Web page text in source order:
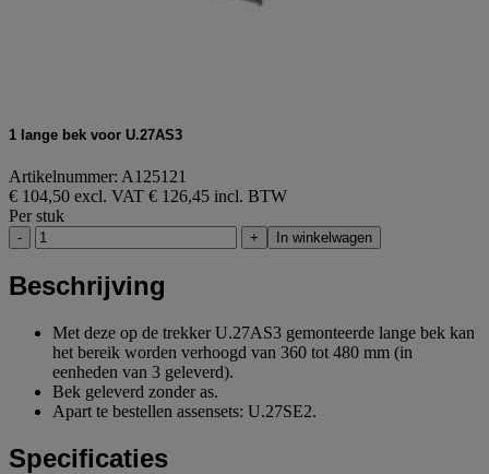
1 lange bek voor U.27AS3
Artikelnummer: A125121
€ 104,50 excl. VAT € 126,45 incl. BTW
Per stuk
- + In winkelwagen
Beschrijving
Met deze op de trekker U.27AS3 gemonteerde lange bek kan
het bereik worden verhoogd van 360 tot 480 mm (in
eenheden van 3 geleverd).
Bek geleverd zonder as.
Apart te bestellen assensets: U.27SE2.
Specificaties